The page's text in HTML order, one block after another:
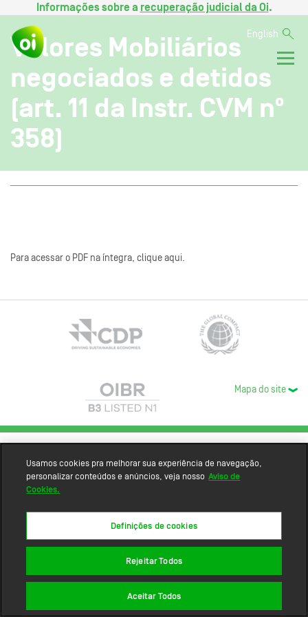
Informações sobre a recuperação judicial da Oi.
English
Valores Mobiliários
negociados e detidos
(art. 11 da Instr. CVM nº
358)
Para acessar o PDF na íntegra, clique aqui.
Mapa do site
Usamos cookies pra melhorar sua experiência de navegação,
personalizar conteúdos e anúncios, veja nosso Aviso de
Cookies.
Definições de cookies
Rejeitar Todos
Aceitar Todos